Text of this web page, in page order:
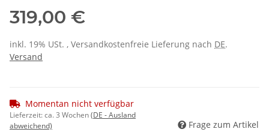
319,00 €
inkl. 19% USt. , Versandkostenfreie Lieferung nach DE.
Versand
Momentan nicht verfügbar
Lieferzeit:ca. 3 Wochen(DE - Ausland
abweichend)
Frage zum Artikel